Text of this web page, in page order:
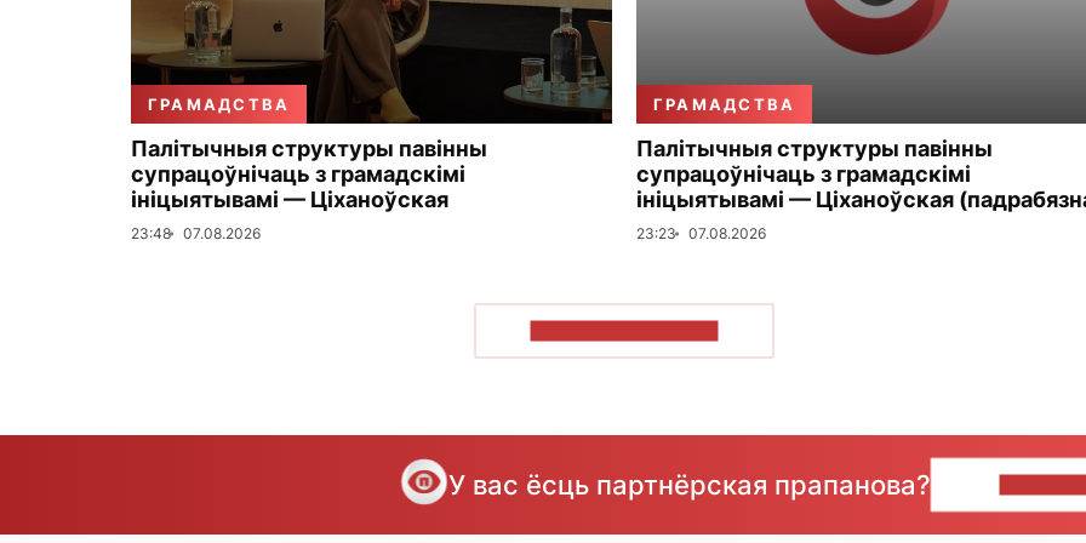
ГРАМАДСТВА
Палітычныя структуры павінны
супрацоўнічаць з грамадскімі
ініцыятывамі — Ціханоўская
23:48 07.08.2026
ГРАМАДСТВА
Палітычныя структуры павінны
супрацоўнічаць з грамадскімі
ініцыятывамі — Ціханоўская
23:23 07.08.2026
У вас ёсць партнёрская прапанова?